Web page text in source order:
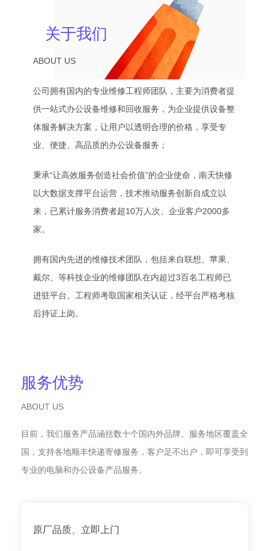
关于我们
ABOUT US
公司拥有国内的专业维修工程师团队，主要为消费者提
供一站式办公设备维修和回收服务，为企业提供设备整
体服务解决方案，让用户以透明合理的价格，享受专
业、便捷、高品质的办公设备服务；
秉承“让高效服务创造社会价值”的企业使命，南天快修
以大数据支撑平台运营，技术推动服务创新自成立以
来，已累计服务消费者超10万人次、企业客户2000多
家。
拥有国内先进的维修技术团队，包括来自联想、苹果、
戴尔、等科技企业的维修团队在内超过3百名工程师已
进驻平台。工程师考取国家相关认证，经平台严格考核
后持证上岗。
服务优势
ABOUT US
目前，我们服务产品涵括数十个国内外品牌。服务地区覆盖全
国，支持各地顺丰快递寄修服务，客户足不出户，即可享受到
专业的电脑和办公设备产品服务。
原厂品质、立即上门